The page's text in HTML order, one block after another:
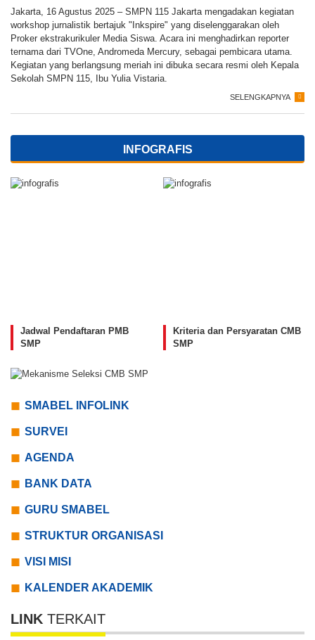
Jakarta, 16 Agustus 2025 – SMPN 115 Jakarta mengadakan kegiatan
workshop jurnalistik bertajuk "Inkspire" yang diselenggarakan oleh
Proker ekstrakurikuler Media Siswa. Acara ini menghadirkan reporter
ternama dari TVOne, Andromeda Mercury, sebagai pembicara utama.
Kegiatan yang berlangsung meriah ini dibuka secara resmi oleh Kepala
Sekolah SMPN 115, Ibu Yulia Vistaria.
SELENGKAPNYA
INFOGRAFIS
Jadwal Pendaftaran PMB
SMP
Kriteria dan Persyaratan CMB
SMP
SMABEL INFOLINK
SURVEI
AGENDA
BANK DATA
GURU SMABEL
STRUKTUR ORGANISASI
VISI MISI
KALENDER AKADEMIK
LINK TERKAIT